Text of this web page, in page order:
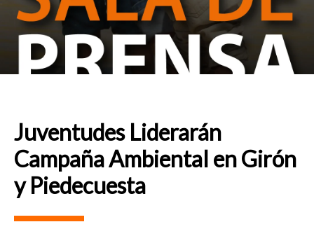
Juventudes Liderarán
Campaña Ambiental en Girón
y Piedecuesta